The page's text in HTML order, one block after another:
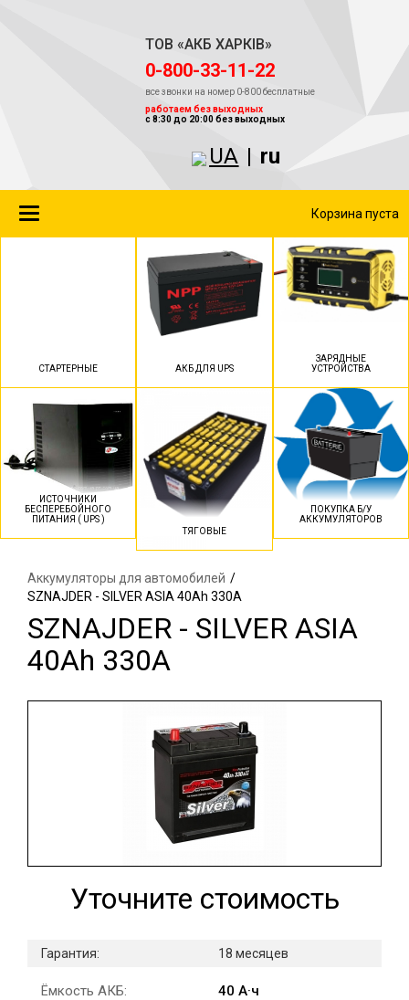
ТОВ «АКБ ХАРКІВ»
‎0-800-33-11-22
все звонки на номер 0-800 бесплатные
работаем без выходных
с 8:30 до 20:00 без выходных
UA | ru
Toggle
Корзина пуста
СТАРТЕРНЫЕ АКБ ДЛЯ UPS
ЗАРЯДНЫЕ
УСТРОЙСТВА
ИСТОЧНИКИ
БЕСПЕРЕБОЙНОГО
ПИТАНИЯ ( UPS )
ТЯГОВЫЕ
ПОКУПКА Б/У
АККУМУЛЯТОРОВ
Аккумуляторы для автомобилей /
SZNAJDER - SILVER ASIA 40Ah 330A
SZNAJDER - SILVER ASIA
40Ah 330A
Уточните стоимость
Гарантия: 18 месяцев
Ёмкость АКБ:
40 А·ч